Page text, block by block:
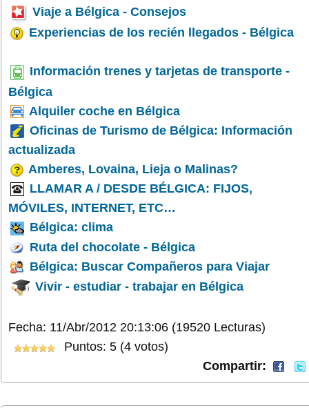
Viaje a Bélgica - Consejos
Experiencias de los recién llegados - Bélgica
Información trenes y tarjetas de transporte -
Bélgica
Alquiler coche en Bélgica
Oficinas de Turismo de Bélgica: Información
actualizada
Amberes, Lovaina, Lieja o Malinas?
LLAMAR A / DESDE BÉLGICA: FIJOS,
MÓVILES, INTERNET, ETC…
Bélgica: clima
Ruta del chocolate - Bélgica
Bélgica: Buscar Compañeros para Viajar
Vivir - estudiar - trabajar en Bélgica
Fecha: 11/Abr/2012 20:13:06 (19520 Lecturas)
Puntos: 5 (4 votos)
Compartir: